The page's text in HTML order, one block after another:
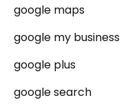
google maps
google my business
google plus
google search